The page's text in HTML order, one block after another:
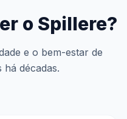
o Spillere?
e o bem-estar de
há décadas.